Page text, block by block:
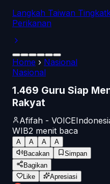
Langkah Taiwan
Perikanan
Home › Nasional
Nasional
1.469 Guru Siap
Rakyat
Afifah -
WIB2 menit baca
A A A
A
Bacakan
Simpan
Bagikan
Like
Apresiasi